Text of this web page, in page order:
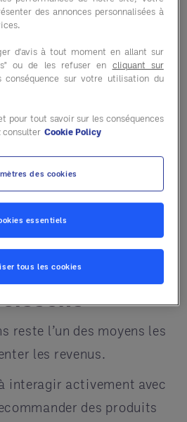
la santé
heures sur place.
de qualité crée
d'augmenter les
et après une partie.
tout au long de la saison
les visites répétées.
ventes du
reste l’un des moyens les
les revenus.
interagir activement avec
des produits
des annonces personnalisées à
d'avis à tout moment en allant sur
ou de les refuser en cliquant sur
conséquence sur votre utilisation du
pour tout savoir sur les conséquences
consulter Cookie Policy
des cookies
essentiels
tous les cookies